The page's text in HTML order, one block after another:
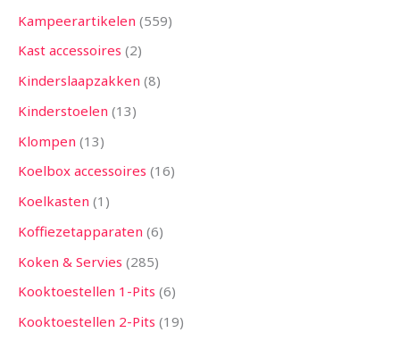
Kampeerartikelen 559
Kast accessoires 2
Kinderslaapzakken 8
Kinderstoelen 13
Klompen 13
Koelbox accessoires 16
Koelkasten 1
Koffiezetapparaten 6
Koken & Servies 285
Kooktoestellen 1-Pits 6
Kooktoestellen 2-Pits 19